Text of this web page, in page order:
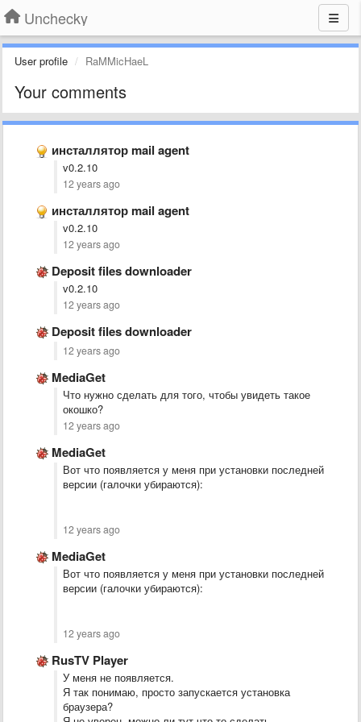
Unchecky
User profile RaMMicHaeL
Your comments
инсталлятор mail agent
v0.2.10
12 years ago
инсталлятор mail agent
v0.2.10
12 years ago
Deposit files downloader
v0.2.10
12 years ago
Deposit files downloader
12 years ago
MediaGet
Что нужно сделать для того, чтобы увидеть такое
окошко?
12 years ago
MediaGet
Вот что появляется у меня при установки последней
версии (галочки убираются):
12 years ago
MediaGet
Вот что появляется у меня при установки последней
версии (галочки убираются):
12 years ago
RusTV Player
У меня не появляется.
Я так понимаю, просто запускается установка
браузера?